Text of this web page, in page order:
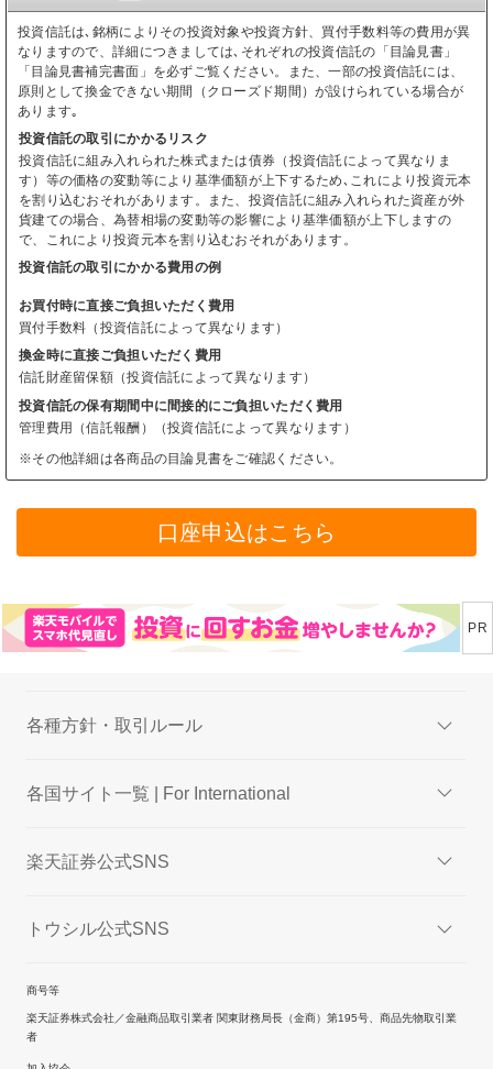
投資信託は､銘柄によりその投資対象や投資方針、買付手数料等の費用が異
なりますので、詳細につきましては､それぞれの投資信託の「目論見書」
「目論見書補完書面」を必ずご覧ください。また、一部の投資信託には、
原則として換金できない期間（クローズド期間）が設けられている場合が
あります｡
投資信託の取引にかかるリスク
投資信託に組み入れられた株式または債券（投資信託によって異なりま
す）等の価格の変動等により基準価額が上下するため､これにより投資元本
を割り込むおそれがあります。また、投資信託に組み入れられた資産が外
貨建ての場合、為替相場の変動等の影響により基準価額が上下しますの
で、これにより投資元本を割り込むおそれがあります。
投資信託の取引にかかる費用の例
お買付時に直接ご負担いただく費用
買付手数料（投資信託によって異なります）
換金時に直接ご負担いただく費用
信託財産留保額（投資信託によって異なります）
投資信託の保有期間中に間接的にご負担いただく費用
管理費用（信託報酬）（投資信託によって異なります）
※その他詳細は各商品の目論見書をご確認ください。
口座申込はこちら
各種方針・取引ルール
各国サイト一覧 | For International
楽天証券公式SNS
トウシル公式SNS
商号等
楽天証券株式会社／金融商品取引業者 関東財務局長（金商）第195号、商品先物取引業
者